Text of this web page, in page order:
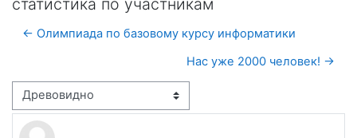
← Олимпиада по базовому курсу информатики
Нас уже 2000 человек! →
Режим отображения